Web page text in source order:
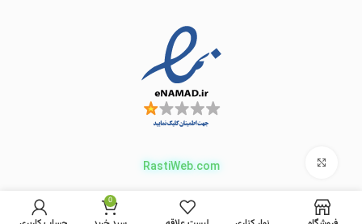
برای بزرگنمایی کلیک کنیدRastiWeb.com
0